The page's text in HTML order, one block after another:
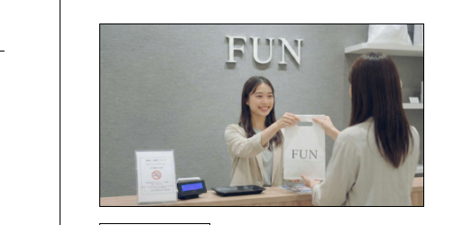
ら、毎年1～3店舗のペースで店舗数を拡大中
です。